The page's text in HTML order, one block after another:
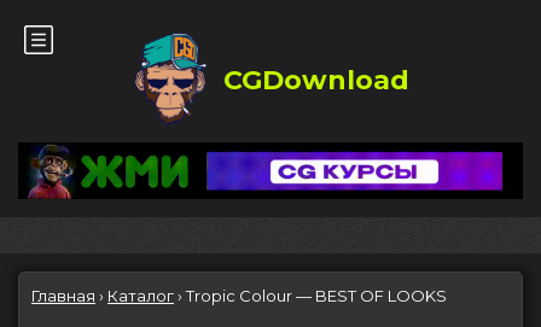
CGDownload
Главная › Каталог›Tropic Colour — BEST OF LOOKS